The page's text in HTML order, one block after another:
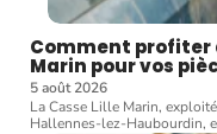
Comment profiter
Marin pour vos
5 août 2026
La Casse Lille Marin,
Hallennes-lez-Haubourdin,